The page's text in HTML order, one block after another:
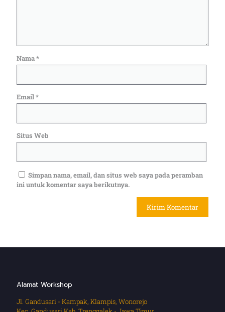
Nama*
Email*
Situs Web
Simpan nama, email, dan situs web saya pada peramban
ini untuk komentar saya berikutnya.
Alamat Workshop
Jl. Gandusari - Kampak, Klampis, Wonorejo